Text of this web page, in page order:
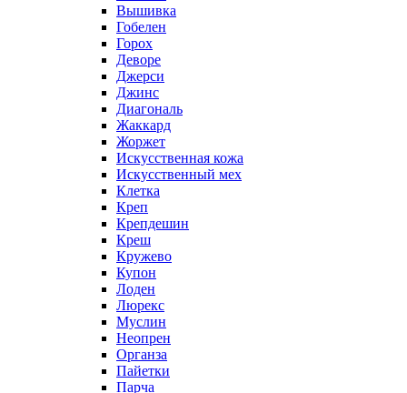
Вышивка
Гобелен
Горох
Деворе
Джерси
Джинс
Диагональ
Жаккард
Жоржет
Искусственная кожа
Искусственный мех
Клетка
Креп
Крепдешин
Креш
Кружево
Купон
Лоден
Люрекс
Муслин
Неопрен
Органза
Пайетки
Парча